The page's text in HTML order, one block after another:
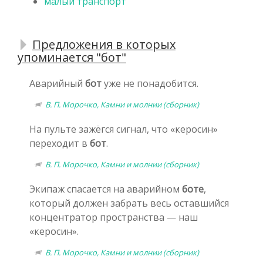
Предложения в которых
упоминается "бот"
Аварийный ботуже не понадобится.
В. П. Морочко, Камни и молнии (сборник)
На пульте зажёгся сигнал, что «керосин»
переходит в бот.
В. П. Морочко, Камни и молнии (сборник)
Экипаж спасается на аварийном боте,
который должен забрать весь оставшийся
концентратор пространства — наш
«керосин».
В. П. Морочко, Камни и молнии (сборник)